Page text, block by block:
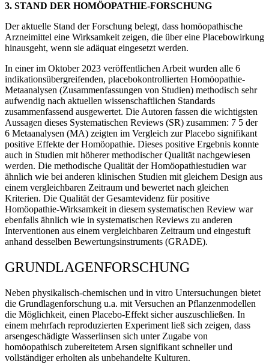
3. STAND DER HOMÖOPATHIE-FORSCHUNG
Der aktuelle Stand der Forschung belegt, dass homöopathische
Arzneimittel eine Wirksamkeit zeigen, die über eine Placebowirkung
hinausgeht, wenn sie adäquat eingesetzt werden.
In einer im Oktober 2023 veröffentlichen Arbeit wurden alle 6
indikationsübergreifenden, placebokontrollierten Homöopathie-
Metaanalysen (Zusammenfassungen von Studien) methodisch sehr
aufwendig nach aktuellen wissenschaftlichen Standards
zusammenfassend ausgewertet. Die Autoren fassen die wichtigsten
Aussagen dieses Systematischen Reviews (SR) zusammen: 7 5 der
6 Metaanalysen (MA) zeigten im Vergleich zur Placebo signifikant
positive Effekte der Homöopathie. Dieses positive Ergebnis konnte
auch in Studien mit höherer methodischer Qualität nachgewiesen
werden. Die methodische Qualität der Homöopathiestudien war
ähnlich wie bei anderen klinischen Studien mit gleichem Design aus
einem vergleichbaren Zeitraum und bewertet nach gleichen
Kriterien. Die Qualität der Gesamtevidenz für positive
Homöopathie-Wirksamkeit in diesem systematischen Review war
ebenfalls ähnlich wie in systematischen Reviews zu anderen
Interventionen aus einem vergleichbaren Zeitraum und eingestuft
anhand desselben Bewertungsinstruments (GRADE).
GRUNDLAGENFORSCHUNG
Neben physikalisch-chemischen und in vitro Untersuchungen bietet
die Grundlagenforschung u.a. mit Versuchen an Pflanzenmodellen
die Möglichkeit, einen Placebo-Effekt sicher auszuschließen. In
einem mehrfach reproduzierten Experiment ließ sich zeigen, dass
arsengeschädigte Wasserlinsen sich unter Zugabe von
homöopathisch zubereitetem Arsen signifikant schneller und
vollständiger erholten als unbehandelte Kulturen.